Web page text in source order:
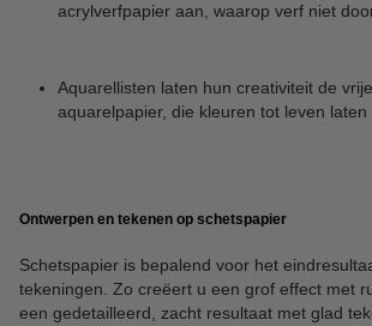
acrylverfpapier aan, waarop verf niet
Aquarellisten laten hun creativiteit de
aquarelpapier, die kleuren tot leven laten
Ontwerpen en tekenen op schetspapier
Schetspapier is bepalend voor het
tekeningen. Zo creëert u een grof effect met
een gedetailleerd, zacht resultaat met glad